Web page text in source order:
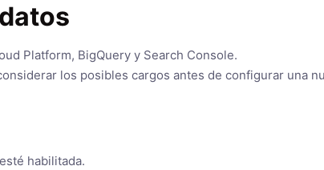
Platform, BigQuery y Search Console.
los posibles cargos antes de configurar una
habilitada.